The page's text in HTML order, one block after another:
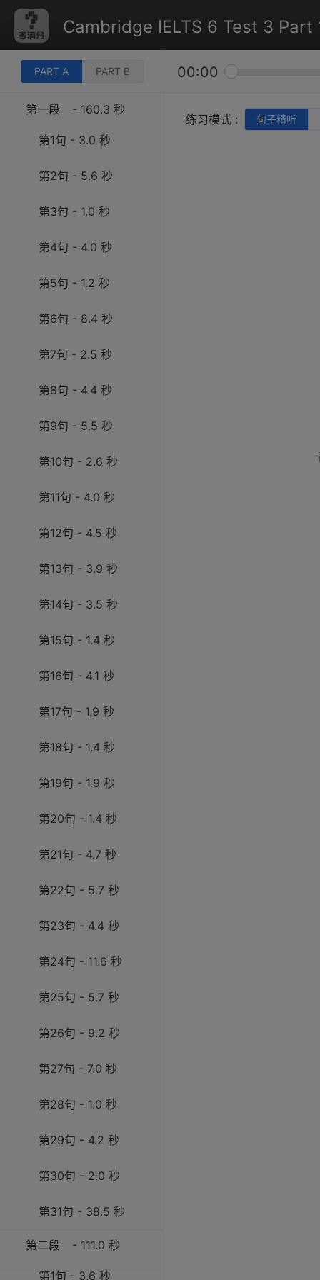
Cambridge IELTS 6 Test 3 Part
PART A PART B 00:00
第一段 - 160.3 秒
第1句 - 3.0 秒
第2句 - 5.6 秒
第3句 - 1.0 秒
第4句 - 4.0 秒
第5句 - 1.2 秒
第6句 - 8.4 秒
第7句 - 2.5 秒
第8句 - 4.4 秒
第9句 - 5.5 秒
第10句 - 2.6 秒
第11句 - 4.0 秒
第12句 - 4.5 秒
第13句 - 3.9 秒
第14句 - 3.5 秒
第15句 - 1.4 秒
第16句 - 4.1 秒
第17句 - 1.9 秒
第18句 - 1.4 秒
第19句 - 1.9 秒
第20句 - 1.4 秒
第21句 - 4.7 秒
第22句 - 5.7 秒
第23句 - 4.4 秒
第24句 - 11.6 秒
第25句 - 5.7 秒
第26句 - 9.2 秒
第27句 - 7.0 秒
第28句 - 1.0 秒
第29句 - 4.2 秒
第30句 - 2.0 秒
第31句 - 38.5 秒
第二段 - 111.0 秒
第1句 - 3.6 秒
练习模式 : 句子精听